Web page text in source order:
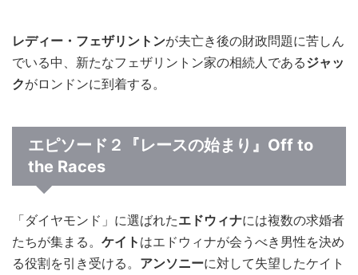
レディー・フェザリントンが夫亡き後の財政問題に苦しん
でいる中、新たなフェザリントン家の相続人であるジャッ
クがロンドンに到着する。
エピソード２『レースの始まり』Off to
the Races
「ダイヤモンド」に選ばれたエドウィナには複数の求婚者
たちが集まる。 ケイト はエドウィナが会うべき男性を決め
る役割を引き受ける。 アンソニーに対して失望したケイト